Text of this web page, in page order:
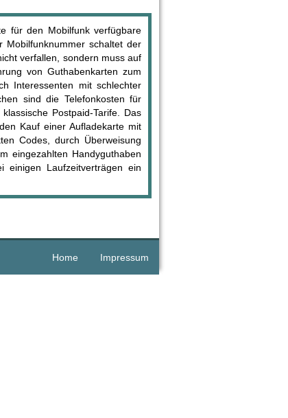
für den Mobilfunk verfügbare
Mobilfunknummer schaltet der
verfallen, sondern muss auf
von Guthabenkarten zum
Interessenten mit schlechter
sind die Telefonkosten für
Postpaid-Tarife. Das
Kauf einer Aufladekarte mit
Codes, durch Überweisung
eingezahlten Handyguthaben
einigen Laufzeitverträgen ein
Home Impressum